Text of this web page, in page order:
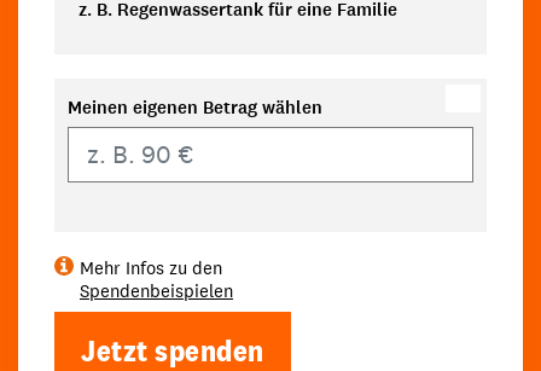
z. B. Regenwassertank für eine Familie
Meinen eigenen Betrag wählen
Mehr Infos zu den
Spendenbeispielen
Jetzt spenden